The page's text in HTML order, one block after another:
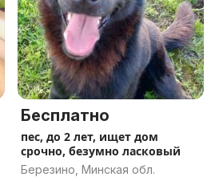
Бесплатно
пес, до 2 лет, ищет дом
срочно, безумно ласковый
Березино, Минская обл.